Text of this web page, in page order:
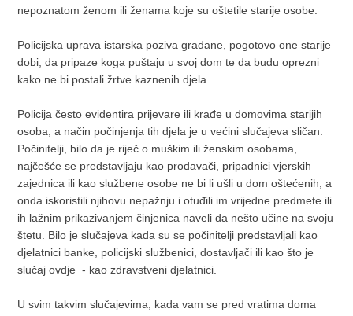
nepoznatom ženom ili ženama koje su oštetile starije osobe.
Policijska uprava istarska poziva građane, pogotovo one starije
dobi, da pripaze koga puštaju u svoj dom te da budu oprezni
kako ne bi postali žrtve kaznenih djela.
Policija često evidentira prijevare ili krađe u domovima starijih
osoba, a način počinjenja tih djela je u većini slučajeva sličan.
Počinitelji, bilo da je riječ o muškim ili ženskim osobama,
najčešće se predstavljaju kao prodavači, pripadnici vjerskih
zajednica ili kao službene osobe ne bi li ušli u dom oštećenih, a
onda iskoristili njihovu nepažnju i otuđili im vrijedne predmete ili
ih lažnim prikazivanjem činjenica naveli da nešto učine na svoju
štetu. Bilo je slučajeva kada su se počinitelji predstavljali kao
djelatnici banke, policijski službenici, dostavljači ili kao što je
slučaj ovdje - kao zdravstveni djelatnici.
U svim takvim slučajevima, kada vam se pred vratima doma